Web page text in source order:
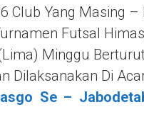
Club Yang Masing
Futsal
Minggu
Dilaksanakan Di
Se –